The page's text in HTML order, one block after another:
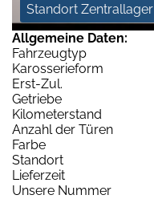
Standort Zentrallager
Allgemeine Daten:
Fahrzeugtyp
Karosserieform
Erst-Zul.
Getriebe
Kilometerstand
Anzahl der Türen
Farbe
Standort
Lieferzeit
Unsere Nummer